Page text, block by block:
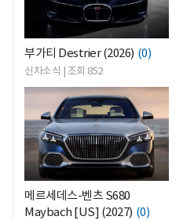
부가티 Destrier (2026) (0)
신차소식 | 조회 852
<
메르세데스-벤츠 S680
Maybach [US] (2027) (0)